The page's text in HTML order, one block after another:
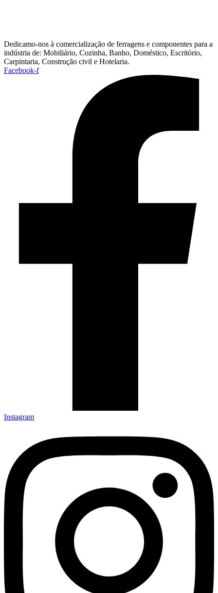
Dedicamo-nos à comercialização de ferragens e componentes para a
indústria de: Mobiliário, Cozinha, Banho, Doméstico, Escritório,
Carpintaria, Construção civil e Hotelaria.
Facebook-f
Instagram